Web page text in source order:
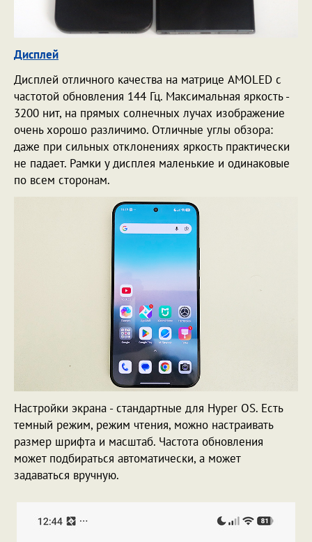
Дисплей
Дисплей отличного качества на матрице AMOLED с
частотой обновления 144 Гц. Максимальная яркость -
3200 нит, на прямых солнечных лучах изображение
очень хорошо различимо. Отличные углы обзора:
даже при сильных отклонениях яркость практически
не падает. Рамки у дисплея маленькие и одинаковые
по всем сторонам.
Настройки экрана - стандартные для Hyper OS. Есть
темный режим, режим чтения, можно настраивать
размер шрифта и масштаб. Частота обновления
может подбираться автоматически, а может
задаваться вручную.